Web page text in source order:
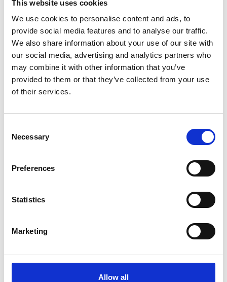
This website uses cookies
We use cookies to personalise content and ads, to
provide social media features and to analyse our traffic.
We also share information about your use of our site with
our social media, advertising and analytics partners who
may combine it with other information that you’ve
provided to them or that they’ve collected from your use
of their services.
Selection
Necessary
Preferences
Statistics
Marketing
Allow all
Børnefysioterapi
Fedtfrysning
Funktionel træning